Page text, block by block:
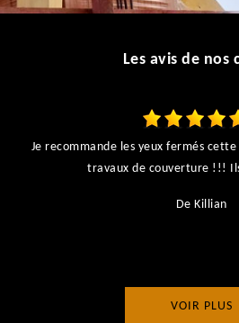
Les avis de nos
Je recommande les yeux fermés
travaux de couverture !!!
De Killian
VOIR PLUS